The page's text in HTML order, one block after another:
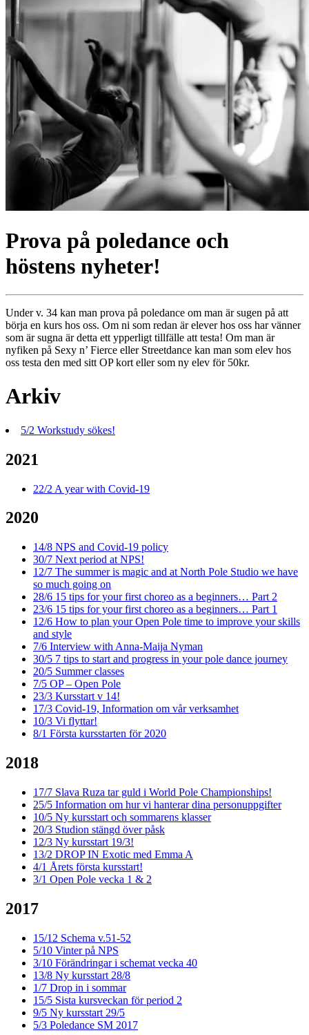
Prova på poledance och
höstens nyheter!
Under v. 34 kan man prova på poledance om man är sugen på att
börja en kurs hos oss. Om ni som redan är elever hos oss har vänner
som är sugna är detta ett ypperligt tillfälle att testa! Om man är
nyfiken på Sexy n’ Fierce eller Streetdance kan man som elev hos
oss testa den med sitt OP kort eller som ny elev för 50kr.
Arkiv
5/2 Workstudy sökes!
2021
22/2 A year with Covid-19
2020
14/8 NPS and Covid-19 policy
30/7 Next period at NPS!
12/7 The summer is magic and at North Pole Studio we have
so much going on
28/6 15 tips for your first choreo as a beginners… Part 2
23/6 15 tips for your first choreo as a beginners… Part 1
12/6 How to plan your Open Pole time to improve your skills
and style
7/6 Interview with Anna-Maija Nyman
30/5 7 tips to start and progress in your pole dance journey
20/5 Summer classes
7/5 OP – Open Pole
23/3 Kursstart v 14!
17/3 Covid-19, Information om vår verksamhet
10/3 Vi flyttar!
8/1 Första kursstarten för 2020
2018
17/7 Slava Ruza tar guld i World Pole Championships!
25/5 Information om hur vi hanterar dina personuppgifter
10/5 Ny kursstart och sommarens klasser
20/3 Studion stängd över påsk
12/3 Ny kursstart 19/3!
13/2 DROP IN Exotic med Emma A
4/1 Årets första kursstart!
3/1 Open Pole vecka 1 & 2
2017
15/12 Schema v.51-52
5/10 Vinter på NPS
3/10 Förändringar i schemat vecka 40
13/8 Ny kursstart 28/8
1/7 Drop in i sommar
15/5 Sista kursveckan för period 2
9/5 Ny kursstart 29/5
5/3 Poledance SM 2017